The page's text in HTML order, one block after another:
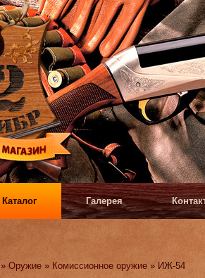
Каталог Галерея
»Оружие » Комиссионное оружие » ИЖ-54